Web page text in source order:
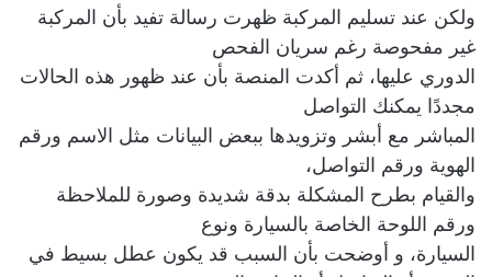
ولكن عند تسليم المركبة ظهرت رسالة تفيد بأن المركبة
غير مفحوصة رغم سريان الفحص
الدوري عليها، ثم أكدت المنصة بأن عند ظهور هذه الحالات
مجددًا يمكنك التواصل
المباشر مع أبشر وتزويدها ببعض البيانات مثل الاسم ورقم
الهوية ورقم التواصل،
والقيام بطرح المشكلة بدقة شديدة وصورة للملاحظة
ورقم اللوحة الخاصة بالسيارة ونوع
السيارة، و أوضحت بأن السبب قد يكون عطل بسيط في